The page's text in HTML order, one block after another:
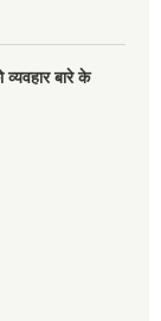
व्यवहार बारे के